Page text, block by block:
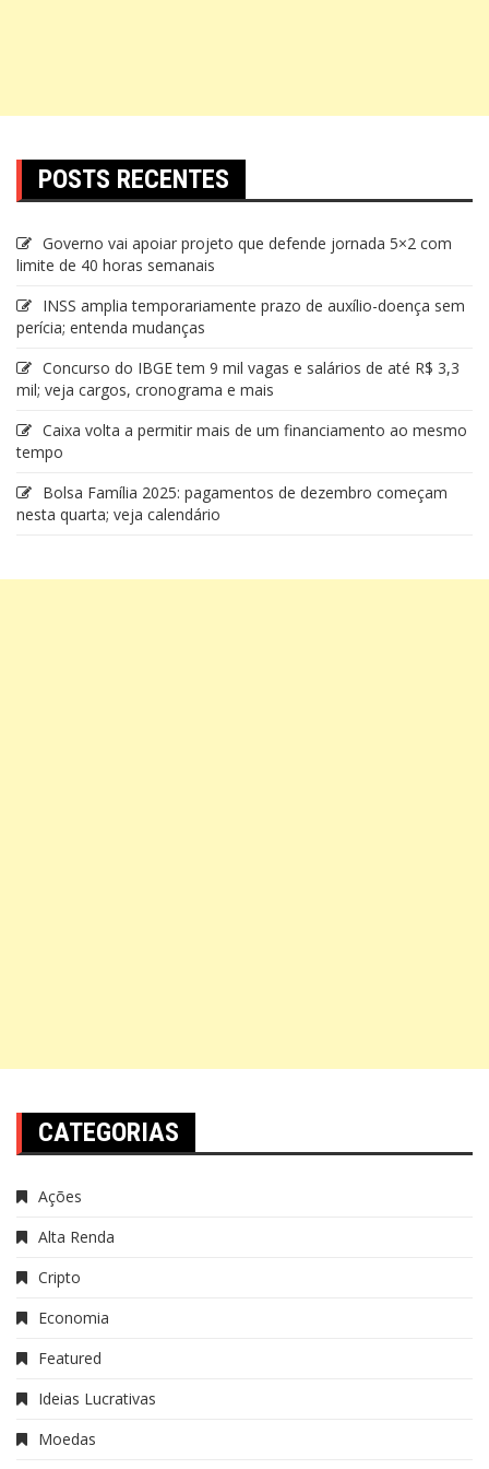
POSTS RECENTES
Governo vai apoiar projeto que defende jornada 5×2 com
limite de 40 horas semanais
INSS amplia temporariamente prazo de auxílio-doença sem
perícia; entenda mudanças
Concurso do IBGE tem 9 mil vagas e salários de até R$ 3,3
mil; veja cargos, cronograma e mais
Caixa volta a permitir mais de um financiamento ao mesmo
tempo
Bolsa Família 2025: pagamentos de dezembro começam
nesta quarta; veja calendário
CATEGORIAS
Ações
Alta Renda
Cripto
Economia
Featured
Ideias Lucrativas
Moedas